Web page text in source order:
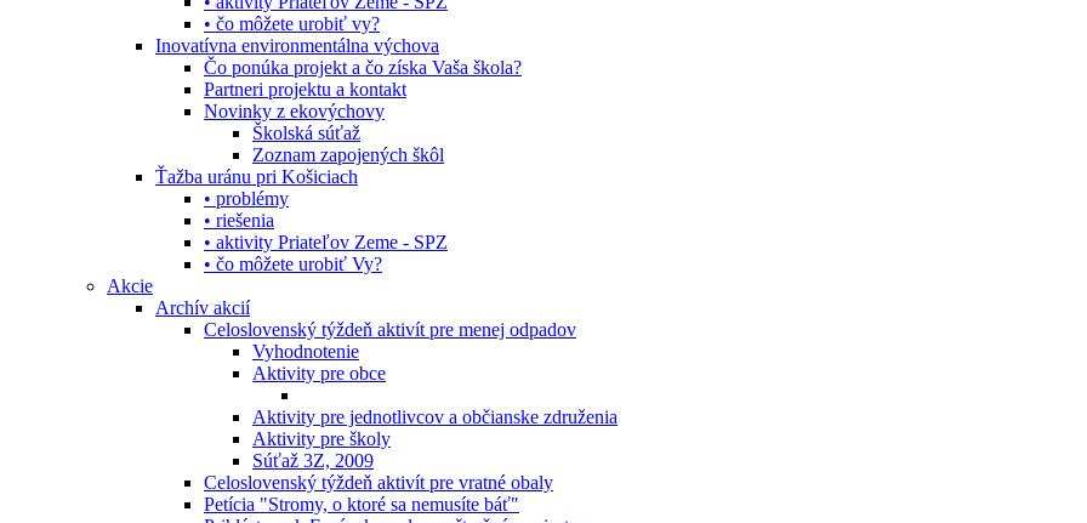
• čo môžete urobiť vy?
Inovatívna environmentálna výchova
Čo ponúka projekt a čo získa Vaša škola?
Partneri projektu a kontakt
Novinky z ekovýchovy
Školská súťaž
Zoznam zapojených škôl
Ťažba uránu pri Košiciach
• problémy
• riešenia
• aktivity Priateľov Zeme - SPZ
• čo môžete urobiť Vy?
Akcie
Archív akcií
Celoslovenský týždeň aktivít pre menej odpadov
Vyhodnotenie
Aktivity pre obce
Aktivity pre jednotlivcov a občianske združenia
Aktivity pre školy
Súťaž 3Z, 2009
Celoslovenský týždeň aktivít pre vratné obaly
Petícia "Stromy, o ktoré sa nemusíte báť"